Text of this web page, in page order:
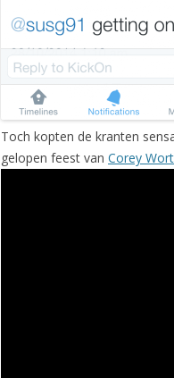
Toch kopten de kranten
gelopen feest van Corey